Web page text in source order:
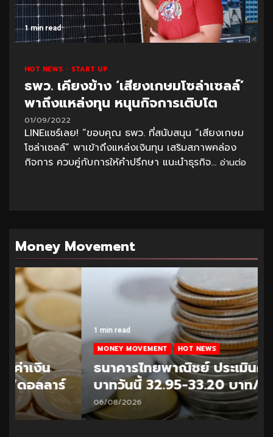
1 min read
HOT NEWS START UP
ธพว. เคียงข้าง ‘เสียงเกษมโซล่าเซลล์’
พาถึงแหล่งทุน หนุนกิจการเติบโต
01/09/2022
LINEแชร์เลย! “ขอบคุณ ธพว. ที่สนับสนุน “เสียงเกษม
โซล่าเซลล์” พาเข้าถึงแหล่งเงินทุน เสริมสภาพคล่อง
กิจการ ควบคู่กับการให้คำปรึกษา แนะนำธุรกิจ... อ่านต่อ
Money Movement
1 min read
MONEY MOVEMENT HOT NEWS
ธนาคารไทยพาณิชย์ ประเมินค่าเงิน
บาทวันนี้ 32.95-33.20 บาท/ดอลลาร์
06/08/2026